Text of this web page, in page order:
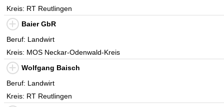
Kreis: RT Reutlingen
Baier GbR
Beruf: Landwirt
Kreis: MOS Neckar-Odenwald-Kreis
Wolfgang Baisch
Beruf: Landwirt
Kreis: RT Reutlingen